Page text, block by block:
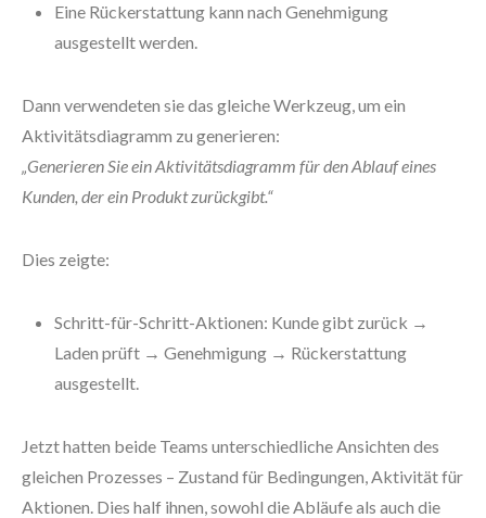
Eine Rückerstattung kann nach Genehmigung
ausgestellt werden.
Dann verwendeten sie das gleiche Werkzeug, um ein
Aktivitätsdiagramm zu generieren:
„Generieren Sie ein Aktivitätsdiagramm für den Ablauf eines
Kunden, der ein Produkt zurückgibt.“
Dies zeigte:
Schritt-für-Schritt-Aktionen: Kunde gibt zurück →
Laden prüft → Genehmigung → Rückerstattung
ausgestellt.
Jetzt hatten beide Teams unterschiedliche Ansichten des
gleichen Prozesses – Zustand für Bedingungen, Aktivität für
Aktionen. Dies half ihnen, sowohl die Abläufe als auch die